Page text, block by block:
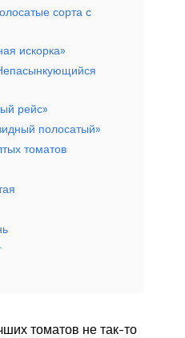
сорта с
искорка»
рейс»
полосатый»
томатов
томатов не так-то